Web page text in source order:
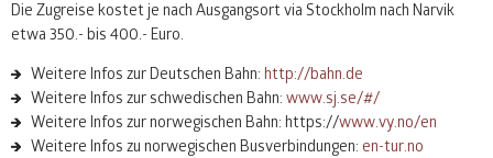
Die Zugreise kostet je nach Ausgangsort via Stockholm nach Narvik
etwa 350.- bis 400.- Euro.
Weitere Infos zur Deutschen Bahn: http://bahn.de
Weitere Infos zur schwedischen Bahn: www.sj.se/#/
Weitere Infos zur norwegischen Bahn: https://www.vy.no/en
Weitere Infos zu norwegischen Busverbindungen: en-tur.no